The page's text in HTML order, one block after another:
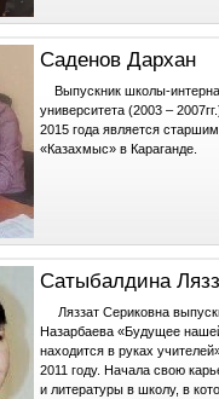
Саденов Дархан
Выпускник школы-
университета (2003 –
2015 года является
«Казахмыс» в Караганде.
Сатыбалдина
Ляззат Сериковна
Назарбаева «Будущее
находится в руках
2011 году. Начала свою
и литературы в школу, в